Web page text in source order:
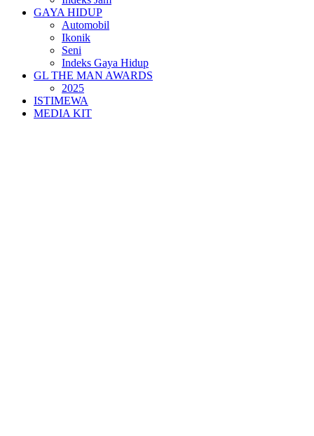
GAYA HIDUP
Automobil
Ikonik
Seni
Indeks Gaya Hidup
GL THE MAN AWARDS
2025
ISTIMEWA
MEDIA KIT